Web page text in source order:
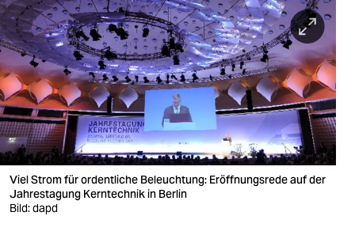
berlin
nord
wahrheit
verlag
verlag
veranstaltungen
shop
Viel Strom für ordentliche Beleuchtung: Eröffnungsrede auf der
Jahrestagung Kerntechnik in Berlin
Bild: dapd